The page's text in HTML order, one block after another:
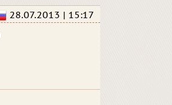
28.07.2013 | 15:17